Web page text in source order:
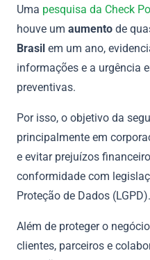
Uma pesquisa da Check
houve um aumento de
Brasil em um ano,
informações e a urgência
preventivas.
Por isso, o objetivo da
principalmente em
e evitar prejuízos
conformidade com
Proteção de Dados (LGPD).
Além de proteger o
clientes, parceiros e